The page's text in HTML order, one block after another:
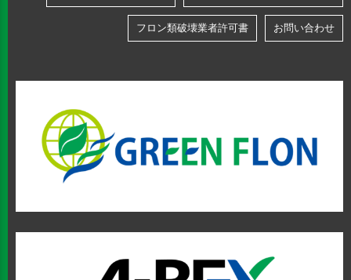
フロン類破壊業者許可書 お問い合わせ